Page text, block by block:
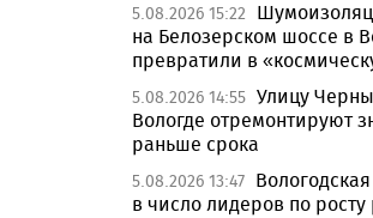
5.08.2026 15:22
на Белозерском шоссе в
превратили в
5.08.2026 14:55 Улицу
Вологде отремонтируют
раньше срока
5.08.2026 13:47
в число лидеров по